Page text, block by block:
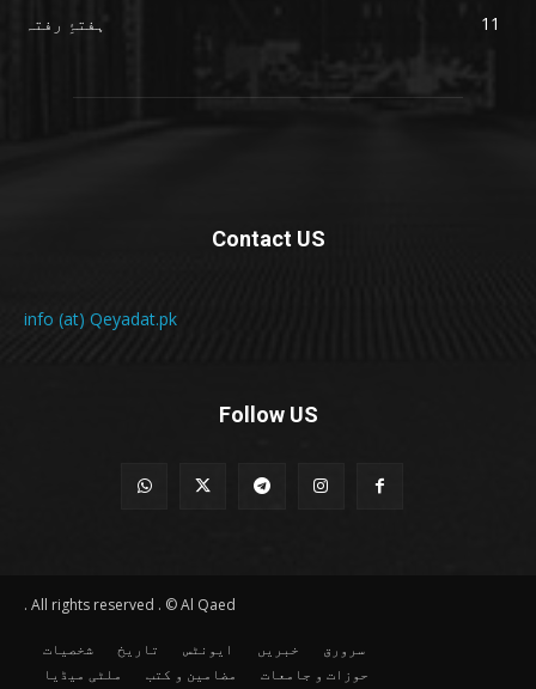
ہفتۂِ رفتہ
11
Contact US
info (at) Qeyadat.pk
Follow US
All rights reserved . © Al Qaed .
سرورق خبریں ایونٹس تاریخ
شخصیات
حوزات و جامعات
مضامین و کتب ملٹی میڈیا